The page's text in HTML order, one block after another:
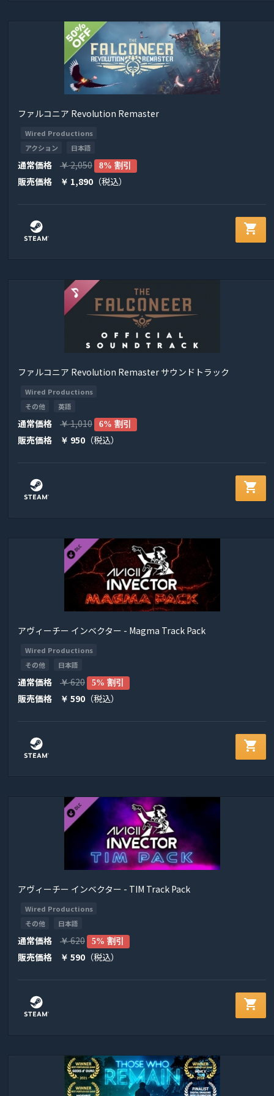
ファルコニア Revolution Remaster
Wired Productions
アクション
日本語
通常価格 ￥2,050 8% 割引
販売価格 ￥ 1,890 （税込）
shopping_cart
ファルコニア Revolution Remaster サウンドトラック
Wired Productions
その他
英語
通常価格 ￥1,010 6% 割引
販売価格 ￥ 950 （税込）
shopping_cart
アヴィーチー インベクター - Magma Track Pack
Wired Productions
その他
日本語
通常価格 ￥620 5% 割引
販売価格 ￥ 590 （税込）
shopping_cart
アヴィーチー インベクター - TIM Track Pack
Wired Productions
その他
日本語
通常価格 ￥620 5% 割引
販売価格 ￥ 590 （税込）
shopping_cart